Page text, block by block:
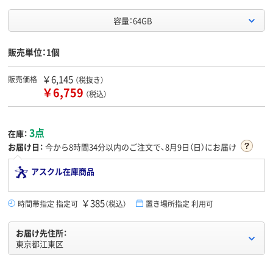
容量：64GB
販売単位：1個
販売価格 ￥6,145 （税抜き）
￥6,759 （税込）
在庫： 3点
お届け日： 今から8時間34分以内のご注文で、8月9日（日）にお届け
アスクル在庫商品
時間帯指定 指定可 ￥385（税込） 置き場所指定 利用可
お届け先住所：
東京都江東区